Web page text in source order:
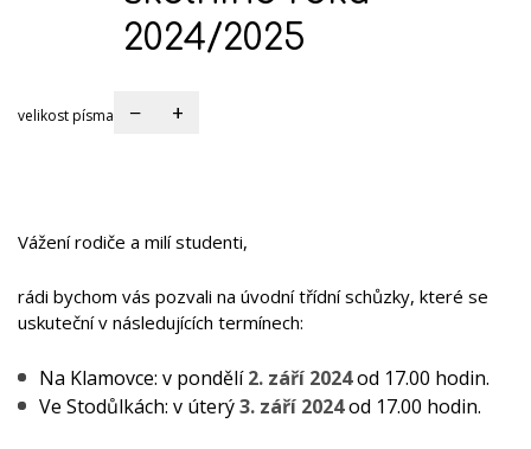
2024/2025
velikost písma − +
Vážení rodiče a milí studenti,
rádi bychom vás pozvali na úvodní třídní schůzky, které se
uskuteční v následujících termínech:
Na Klamovce: v pondělí2. září 2024od 17.00 hodin.
Ve Stodůlkách: v úterý3. září 2024od 17.00 hodin.